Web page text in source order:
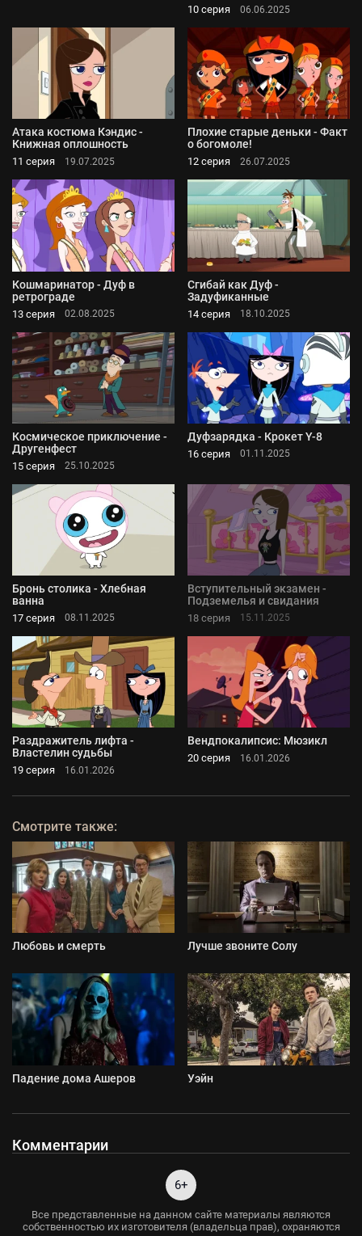
10 серия 06.06.2025
Атака костюма Кэндис -
Книжная оплошность
11 серия 19.07.2025
Плохие старые деньки - Факт
о богомоле!
12 серия 26.07.2025
Кошмаринатор - Дуф в
ретрограде
13 серия 02.08.2025
Сгибай как Дуф -
Задуфиканные
14 серия 18.10.2025
Космическое приключение -
Другенфест
15 серия 25.10.2025
Дуфзарядка - Крокет Y-8
16 серия 01.11.2025
Бронь столика - Хлебная
ванна
17 серия 08.11.2025
Вступительный экзамен -
Подземелья и свидания
18 серия 15.11.2025
Раздражитель лифта -
Властелин судьбы
19 серия 16.01.2026
Вендпокалипсис: Мюзикл
20 серия 16.01.2026
Смотрите также:
Любовь и смерть Лучше звоните Солу
Падение дома Ашеров Уэйн
Комментарии
6+
Все представленные на данном сайте материалы являются
собственностью их изготовителя (владельца прав), охраняются